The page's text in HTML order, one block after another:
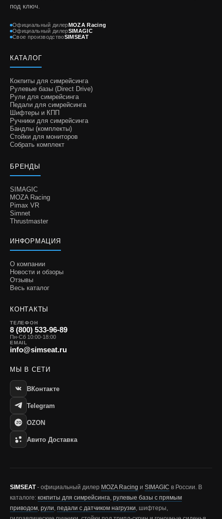
под ключ.
Официальный дилер MOZA Racing
Официальный дилерSIMAGIC
Свое производствоSIMSEAT
КАТАЛОГ
Кокпиты для симрейсинга
Рулевые базы (Direct Drive)
Рули для симрейсинга
Педали для симрейсинга
Шифтеры и КПП
Ручники для симрейсинга
Бандлы (комплекты)
Стойки для мониторов
Собрать комплект
БРЕНДЫ
SIMAGIC
MOZA Racing
Pimax VR
Simnet
Thrustmaster
ИНФОРМАЦИЯ
О компании
Новости и обзоры
Отзывы
Весь каталог
КОНТАКТЫ
ТЕЛЕФОН
8 (800) 533-96-89
Пн-Сб 10:00-18:00
EMAIL
info@simseat.ru
МЫ В СЕТИ
ВКонтакте
Telegram
OZON
Авито Доставка
SIMSEAT- официальный дилер MOZA Racing и SIMAGIC в России. В
каталоге: кокпиты для симрейсинга, рулевые базы с прямым
приводом, рули, педали с датчиком нагрузки, шифтеры,